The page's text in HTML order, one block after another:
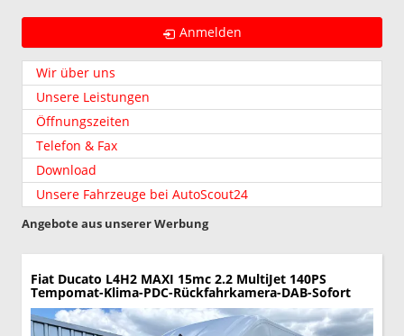
Anmelden
Wir über uns
Unsere Leistungen
Öffnungszeiten
Telefon & Fax
Download
Unsere Fahrzeuge bei AutoScout24
Angebote aus unserer Werbung
Fiat Ducato L4H2 MAXI 15mc 2.2 MultiJet 140PS
Tempomat-Klima-PDC-Rückfahrkamera-DAB-Sofort